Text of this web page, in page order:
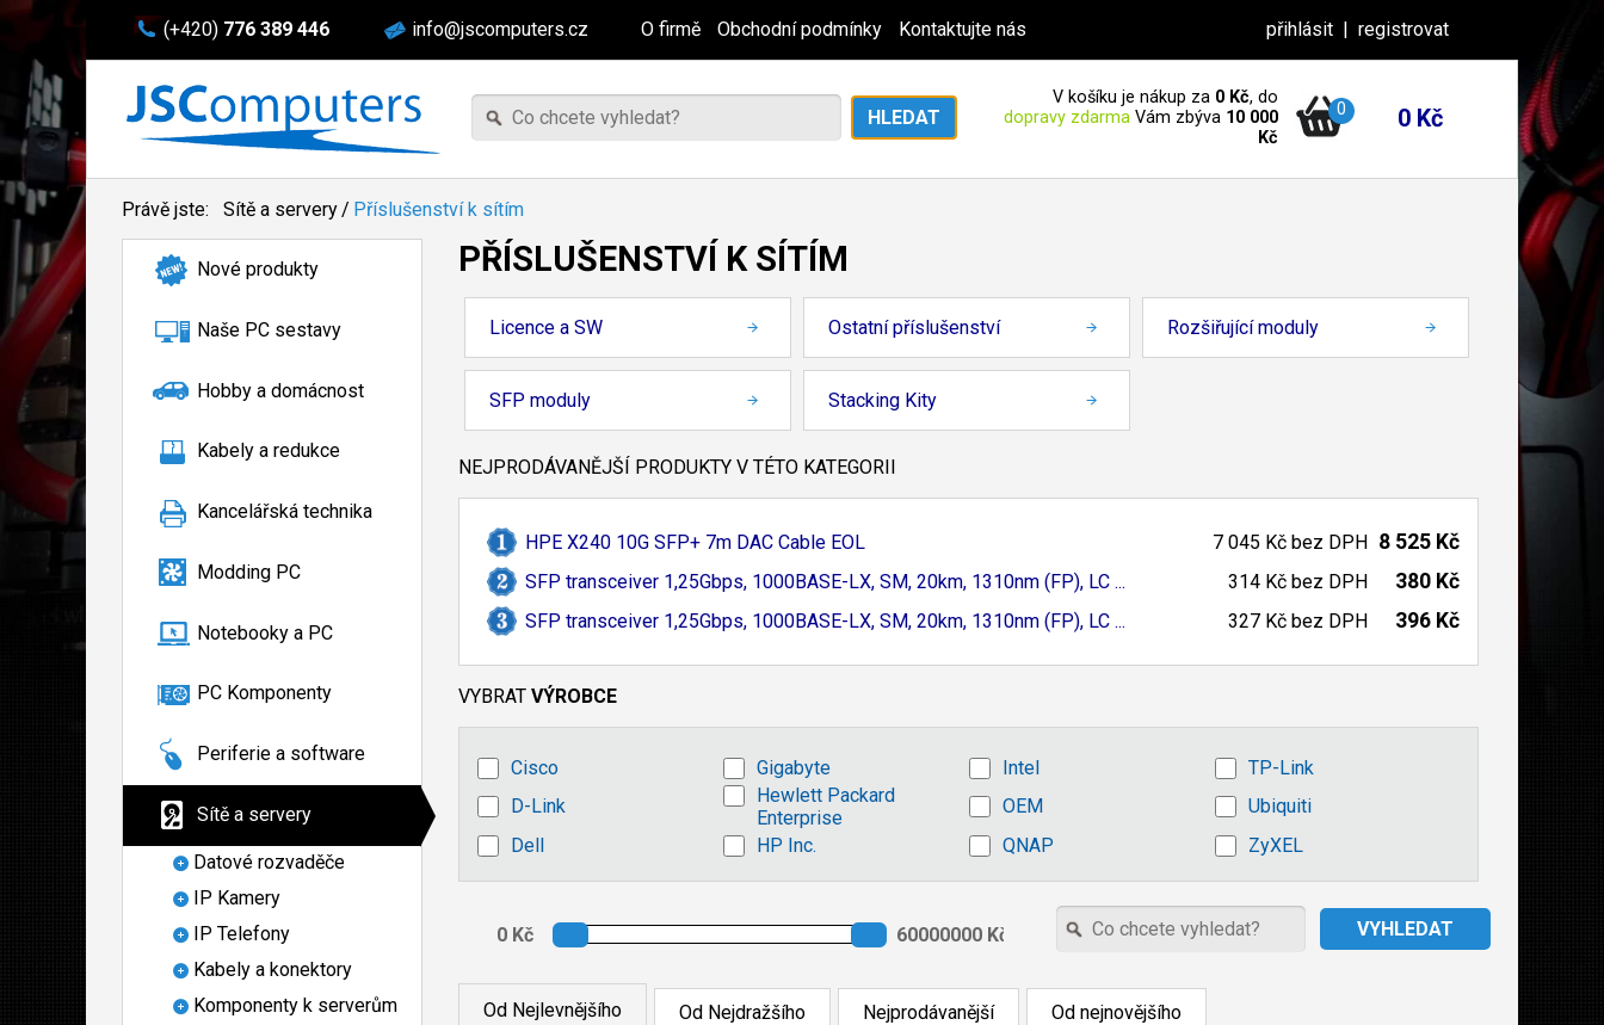
(+420) 776 389 446 info@jscomputers.cz O firmě Obchodní podmínky Kontaktujte nás přihlásit | registrovat
V košíku je nákup za 0 Kč, do
dopravy zdarma Vám zbýva 10 000
Kč
0 0 Kč
Právě jste: Sítě a servery/ Příslušenství k sítím
Nové produkty
Naše PC sestavy
Hobby a domácnost
Kabely a redukce
Kancelářská technika
Modding PC
Notebooky a PC
PC Komponenty
Periferie a software
Sítě a servery
Datové rozvaděče
IP Kamery
IP Telefony
Kabely a konektory
Komponenty k serverům
PŘÍSLUŠENSTVÍ K SÍTÍM
Licence a SW Ostatní příslušenství Rozšiřující moduly
SFP moduly Stacking Kity
NEJPRODÁVANĚJŠÍ PRODUKTY V TÉTO KATEGORII
HPE X240 10G SFP+ 7m DAC Cable EOL 7 045 Kč bez DPH 8 525 Kč
SFP transceiver 1,25Gbps, 1000BASE-LX, SM, 20km, 1310nm (FP), LC ... 314 Kč bez DPH 380 Kč
SFP transceiver 1,25Gbps, 1000BASE-LX, SM, 20km, 1310nm (FP), LC ... 327 Kč bez DPH 396 Kč
VYBRAT VÝROBCE
Cisco Gigabyte Intel
TP-Link
D-Link
Hewlett Packard
Enterprise
OEM
Ubiquiti
Dell
HP Inc. QNAP ZyXEL
Od Nejlevnějšího Od Nejdražšího Nejprodávanější Od nejnovějšího